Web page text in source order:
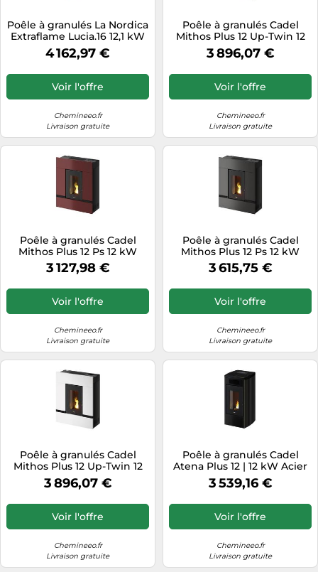
Tondeuses cheveux & barbe
Téléphonie
Téléviseurs
Télévision & vidéo
Électroménager
Poêle à granulés La Nordica
Extraflame Lucia.16 12,1 kW
Majolika Taupe
4 162,97 €
Voir l'offre
Chemineeo.fr
Livraison gratuite
Poêle à granulés Cadel
Mithos Plus 12 Up-Twin 12
kW Acier Light Bronze
3 896,07 €
Voir l'offre
Chemineeo.fr
Livraison gratuite
Poêle à granulés Cadel
Mithos Plus 12 Ps 12 kW
Acier Rouge
3 127,98 €
Voir l'offre
Chemineeo.fr
Livraison gratuite
Poêle à granulés Cadel
Mithos Plus 12 Ps 12 kW
Acier Anthracite
3 615,75 €
Voir l'offre
Chemineeo.fr
Livraison gratuite
Poêle à granulés Cadel
Mithos Plus 12 Up-Twin 12
kW Acier Blanc
3 896,07 €
Voir l'offre
Chemineeo.fr
Livraison gratuite
Poêle à granulés Cadel
Atena Plus 12 | 12 kW Acier
Anthracite
3 539,16 €
Voir l'offre
Chemineeo.fr
Livraison gratuite